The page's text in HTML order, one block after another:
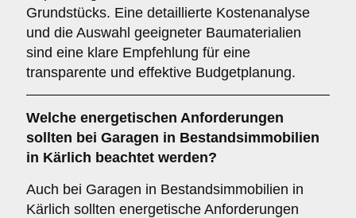
Grundstücks. Eine detaillierte Kostenanalyse
und die Auswahl geeigneter Baumaterialien
sind eine klare Empfehlung für eine
transparente und effektive Budgetplanung.
Welche energetischen Anforderungen
sollten bei Garagen in Bestandsimmobilien
in Kärlich beachtet werden?
Auch bei Garagen in Bestandsimmobilien in
Kärlich sollten energetische Anforderungen